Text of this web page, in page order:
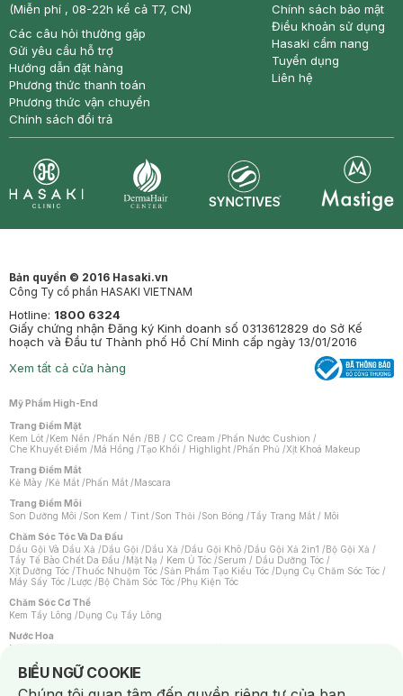
(Miễn phí , 08-22h kể cả T7, CN)
Các câu hỏi thường gặp
Gửi yêu cầu hỗ trợ
Hướng dẫn đặt hàng
Phương thức thanh toán
Phương thức vận chuyển
Chính sách đổi trả
Chính sách bảo mật
Điều khoản sử dụng
Hasaki cẩm nang
Tuyển dụng
Liên hệ
Bản quyền © 2016 Hasaki.vn
Công Ty cổ phần HASAKI VIETNAM
Hotline: 1800 6324
Giấy chứng nhận Đăng ký Kinh doanh số 0313612829 do Sở Kế
hoạch và Đầu tư Thành phố Hồ Chí Minh cấp ngày 13/01/2016
Xem tất cả cửa hàng
Mỹ Phẩm High-End
Trang Điểm Mặt
Kem Lót /Kem Nền /Phấn Nền /BB / CC Cream /Phấn Nước Cushion /
Che Khuyết Điểm /Má Hồng /Tạo Khối / Highlight /Phấn Phủ /Xịt Khoá Makeup
Trang Điểm Mắt
Kẻ Mày /Kẻ Mắt /Phấn Mắt /Mascara
Trang Điểm Môi
Son Dưỡng Môi /Son Kem / Tint /Son Thỏi /Son Bóng /Tẩy Trang Mắt / Môi
Chăm Sóc Tóc Và Da Đầu
Dầu Gội Và Dầu Xả /Dầu Gội /Dầu Xả /Dầu Gội Khô /Dầu Gội Xả 2in1 /Bộ Gội Xả /
Tẩy Tế Bào Chết Da Đầu /Mặt Nạ / Kem Ủ Tóc /Serum / Dầu Dưỡng Tóc /
Xịt Dưỡng Tóc /Thuốc Nhuộm Tóc /Sản Phẩm Tạo Kiểu Tóc /Dụng Cụ Chăm Sóc Tóc /
Máy Sấy Tóc /Lược /Bộ Chăm Sóc Tóc /Phụ Kiện Tóc
Chăm Sóc Cơ Thể
Kem Tẩy Lông /Dụng Cụ Tẩy Lông
Nước Hoa
Nước Hoa Nữ
Chăm Sóc Cá Nhân
Chống Muỗi /Khẩu Trang /Máy Massage/Mặt Nạ Xông Hơi /Nước Rửa Tay/
BIỂU NGỮ COOKIE
Notice about cookies usage